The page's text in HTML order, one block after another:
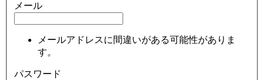
メール
メールアドレスに間違いがある可能性がありま
す。
パスワード